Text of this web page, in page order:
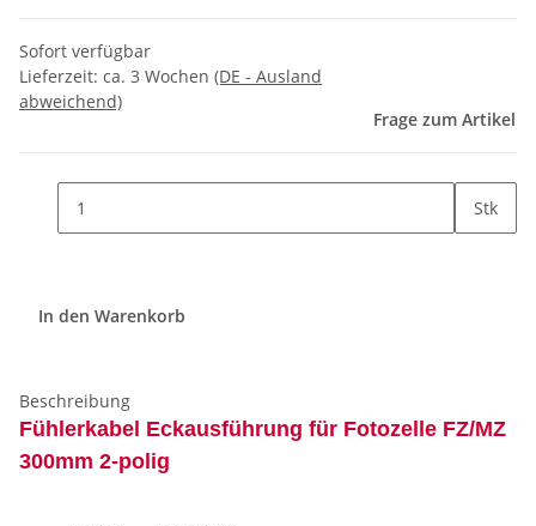
Sofort verfügbar
Lieferzeit: ca. 3 Wochen (DE - Ausland
abweichend)
Frage zum Artikel
Stk
In den Warenkorb
Beschreibung
Fühlerkabel Eckausführung für Fotozelle FZ/MZ
300mm 2-polig